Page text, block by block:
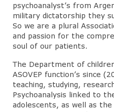
psychoanalyst’s from
military dictatorship they
So we are a plural
and passion for the
soul of our patients.
The Department of
ASOVEP function’s since
teaching, studying,
Psychoanalysis linked to
adolescents, as well as